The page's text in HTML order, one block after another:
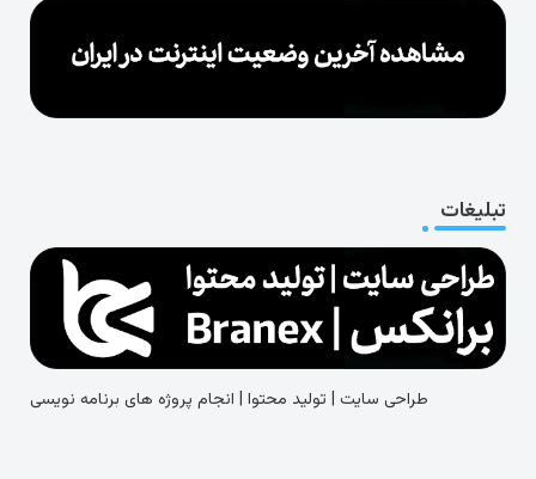
تبلیغات
طراحی سایت | تولید محتوا | انجام پروژه های برنامه نویسی